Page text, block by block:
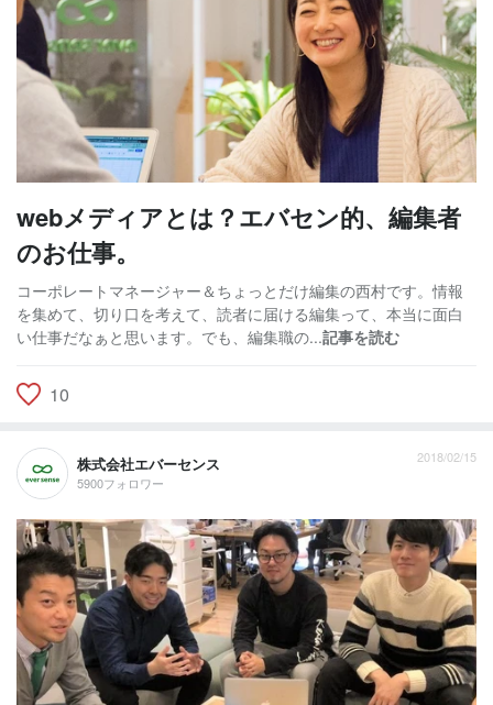
webメディアとは？エバセン的、編集者
のお仕事。
コーポレートマネージャー＆ちょっとだけ編集の西村です。情報
を集めて、切り口を考えて、読者に届ける編集って、本当に面白
い仕事だなぁと思います。でも、編集職の...記事を読む
10
株式会社エバーセンス
5900フォロワー
2018/02/15